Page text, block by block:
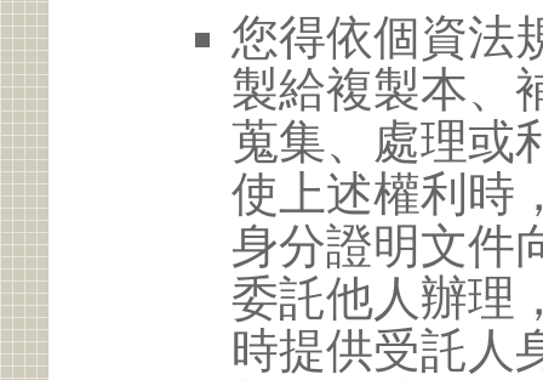
您得依個資法
製給複製本、
蒐集、處理或
使上述權利時
身分證明文件
委託他人辦理
時提供受託人